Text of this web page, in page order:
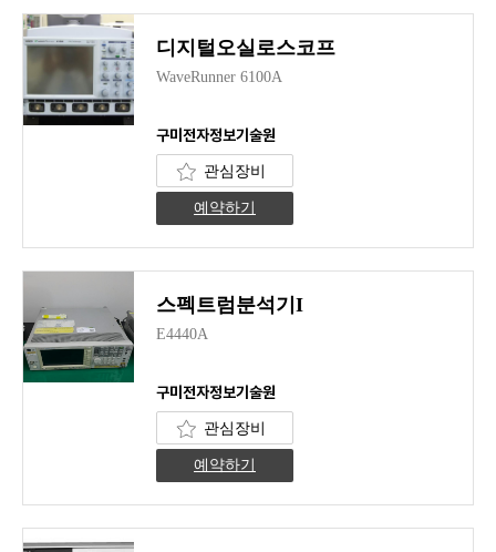
디지털오실로스코프
WaveRunner 6100A
구미전자정보기술원
관심장비
예약하기
스펙트럼분석기I
E4440A
구미전자정보기술원
관심장비
예약하기